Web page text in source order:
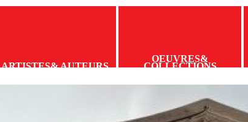
ARTISTES& AUTEURS
OEUVRES&
COLLECTIONS